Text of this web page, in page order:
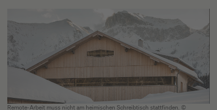
Remote-Arbeit muss nicht am heimischen Schreibtisch stattfinden. ©